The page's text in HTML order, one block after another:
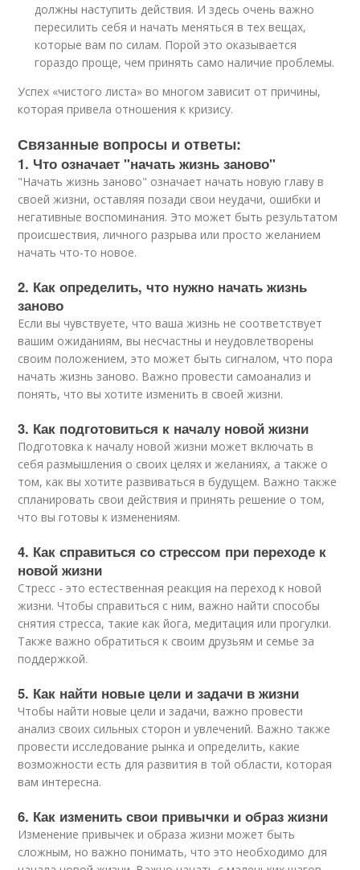
должны наступить действия. И здесь очень важно
пересилить себя и начать меняться в тех вещах,
которые вам по силам. Порой это оказывается
гораздо проще, чем принять само наличие проблемы.
Успех «чистого листа» во многом зависит от причины,
которая привела отношения к кризису.
Связанные вопросы и ответы:
1. Что означает "начать жизнь заново"
"Начать жизнь заново" означает начать новую главу в
своей жизни, оставляя позади свои неудачи, ошибки и
негативные воспоминания. Это может быть результатом
происшествия, личного разрыва или просто желанием
начать что-то новое.
2. Как определить, что нужно начать жизнь
заново
Если вы чувствуете, что ваша жизнь не соответствует
вашим ожиданиям, вы несчастны и неудовлетворены
своим положением, это может быть сигналом, что пора
начать жизнь заново. Важно провести самоанализ и
понять, что вы хотите изменить в своей жизни.
3. Как подготовиться к началу новой жизни
Подготовка к началу новой жизни может включать в
себя размышления о своих целях и желаниях, а также о
том, как вы хотите развиваться в будущем. Важно также
спланировать свои действия и принять решение о том,
что вы готовы к изменениям.
4. Как справиться со стрессом при переходе к
новой жизни
Стресс - это естественная реакция на переход к новой
жизни. Чтобы справиться с ним, важно найти способы
снятия стресса, такие как йога, медитация или прогулки.
Также важно обратиться к своим друзьям и семье за
поддержкой.
5. Как найти новые цели и задачи в жизни
Чтобы найти новые цели и задачи, важно провести
анализ своих сильных сторон и увлечений. Важно также
провести исследование рынка и определить, какие
возможности есть для развития в той области, которая
вам интересна.
6. Как изменить свои привычки и образ жизни
Изменение привычек и образа жизни может быть
сложным, но важно понимать, что это необходимо для